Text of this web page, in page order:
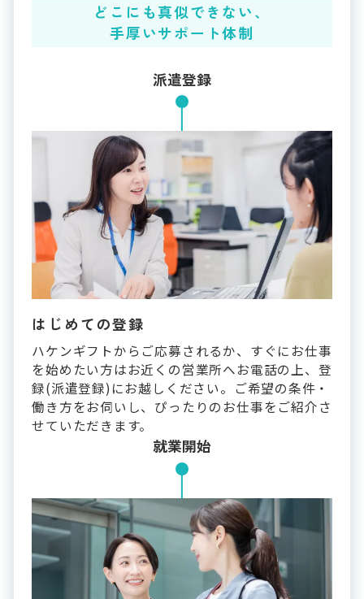
どこにも真似できない、
手厚いサポート体制
派遣登録
はじめての登録
ハケンギフトからご応募されるか、すぐにお仕事
を始めたい方はお近くの営業所へお電話の上、登
録(派遣登録)にお越しください。ご希望の条件・
働き方をお伺いし、ぴったりのお仕事をご紹介さ
せていただきます。
就業開始